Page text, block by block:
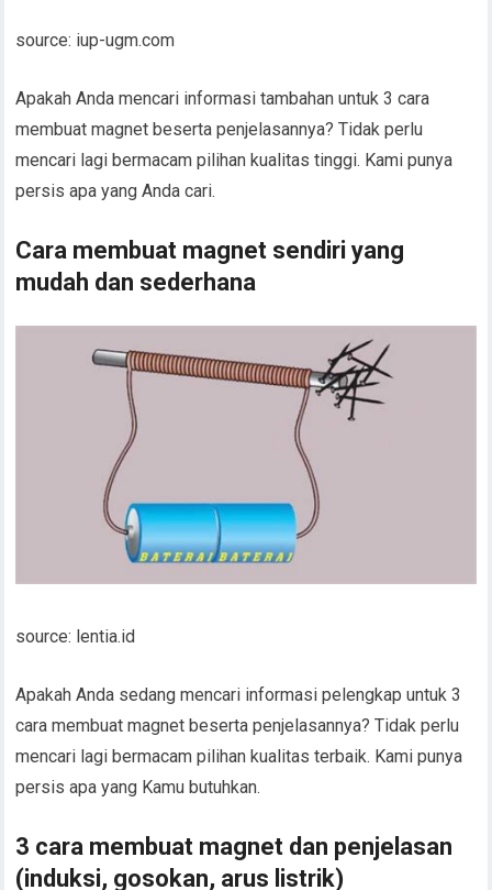
source: iup-ugm.com
Apakah Anda mencari informasi tambahan untuk 3 cara
membuat magnet beserta penjelasannya? Tidak perlu
mencari lagi bermacam pilihan kualitas tinggi. Kami punya
persis apa yang Anda cari.
Cara membuat magnet sendiri yang
mudah dan sederhana
source: lentia.id
Apakah Anda sedang mencari informasi pelengkap untuk 3
cara membuat magnet beserta penjelasannya? Tidak perlu
mencari lagi bermacam pilihan kualitas terbaik. Kami punya
persis apa yang Kamu butuhkan.
3 cara membuat magnet dan penjelasan
(induksi, gosokan, arus listrik)